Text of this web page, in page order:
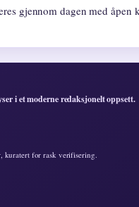
gjennom dagen med åpen
i et moderne redaksjonelt oppsett.
kuratert for rask verifisering.